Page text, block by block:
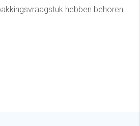
hebben behoren